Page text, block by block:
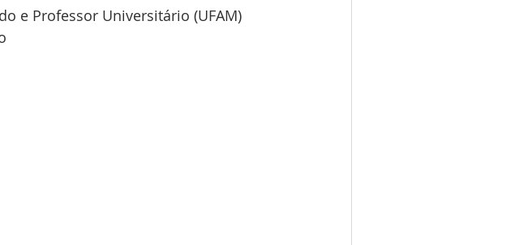
e Professor Universitário (UFAM)